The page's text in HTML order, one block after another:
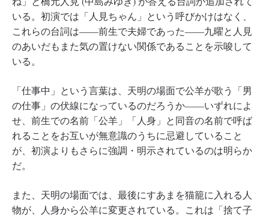
いる。初演では「人見ちゃん」という呼びかけはなく、
これらの台詞は――前生で夫婦であった――九曜と人見
のあいだもまた気の置けない関係であることを示唆して
いる。
「仕事中」という言葉は、天明の場面で公羊が歌う「男
の仕事」の伏線になっているのだろうか――いずれによ
せ、前生での名前「公羊」「人身」と同音の名前で呼ば
れることをお互いが無意識のうちに忌避していること
が、初演よりもさらに強調・明示されているのは明らか
だ。
また、天明の場面では、最後にすあまを猫籠に入れる人
物が、人身から公羊に変更されている。これは「捨て子